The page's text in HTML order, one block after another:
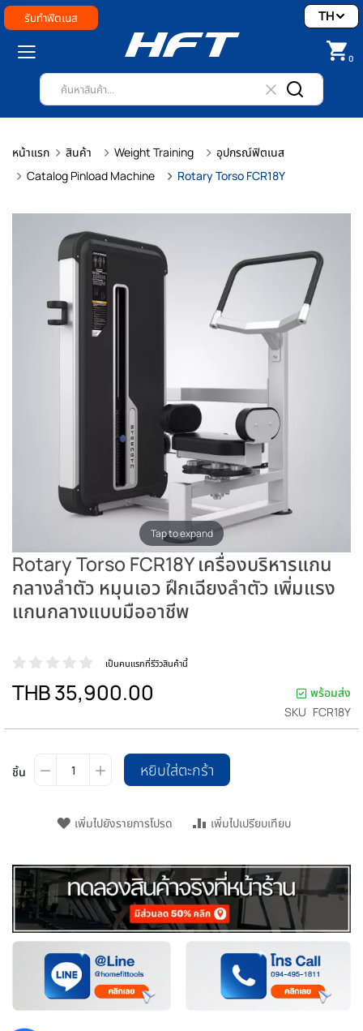
รับทำฟิตเนส
0
TH
หน้าแรก สินค้า Weight Training
อุปกรณ์ฟิตเนส
Catalog Pinload Machine
Rotary Torso FCR18Y
Tap to expand
Rotary Torso FCR18Y เครื่องบริหารแกน
กลางลำตัว หมุนเอว ฝึกเฉียงลำตัว เพิ่มแรง
แกนกลางแบบมืออาชีพ
เป็นคนแรกที่รีวิวสินค้านี้
THB 35,900.00
พร้อมส่ง
SKU FCR18Y
ชิ้น หยิบใส่ตะกร้า
เพิ่มไปยังรายการโปรด เพิ่มไปเปรียบเทียบ